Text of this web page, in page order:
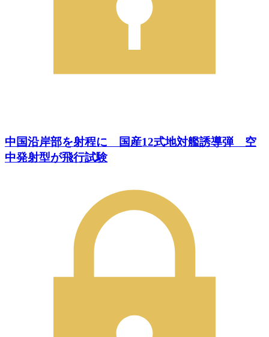
中国沿岸部を射程に 国産12式地対艦誘導弾 空
中発射型が飛行試験